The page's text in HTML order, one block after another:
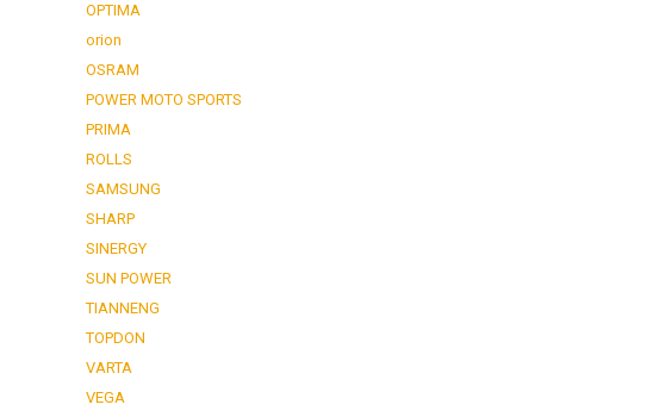
OPTIMA
orion
OSRAM
POWER MOTO SPORTS
PRIMA
ROLLS
SAMSUNG
SHARP
SINERGY
SUN POWER
TIANNENG
TOPDON
VARTA
VEGA